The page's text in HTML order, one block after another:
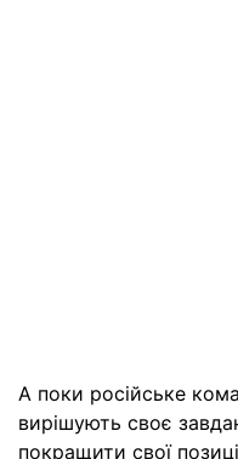
А поки російське
вирішують своє
покращити свої